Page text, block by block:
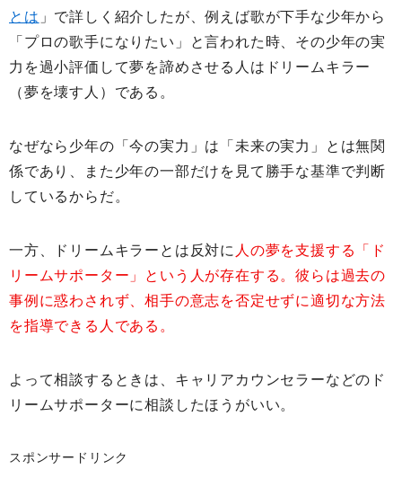
とは 」で詳しく紹介したが、例えば歌が下手な少年から
「プロの歌手になりたい」と言われた時、その少年の実
力を過小評価して夢を諦めさせる人はドリームキラー
（夢を壊す人）である。
なぜなら少年の「今の実力」は「未来の実力」とは無関
係であり、また少年の一部だけを見て勝手な基準で判断
しているからだ。
一方、ドリームキラーとは反対に 人の夢を支援する「ド
リームサポーター」という人が存在する。彼らは過去の
事例に惑わされず、相手の意志を否定せずに適切な方法
を指導できる人である。
よって相談するときは、キャリアカウンセラーなどのド
リームサポーターに相談したほうがいい。
スポンサードリンク